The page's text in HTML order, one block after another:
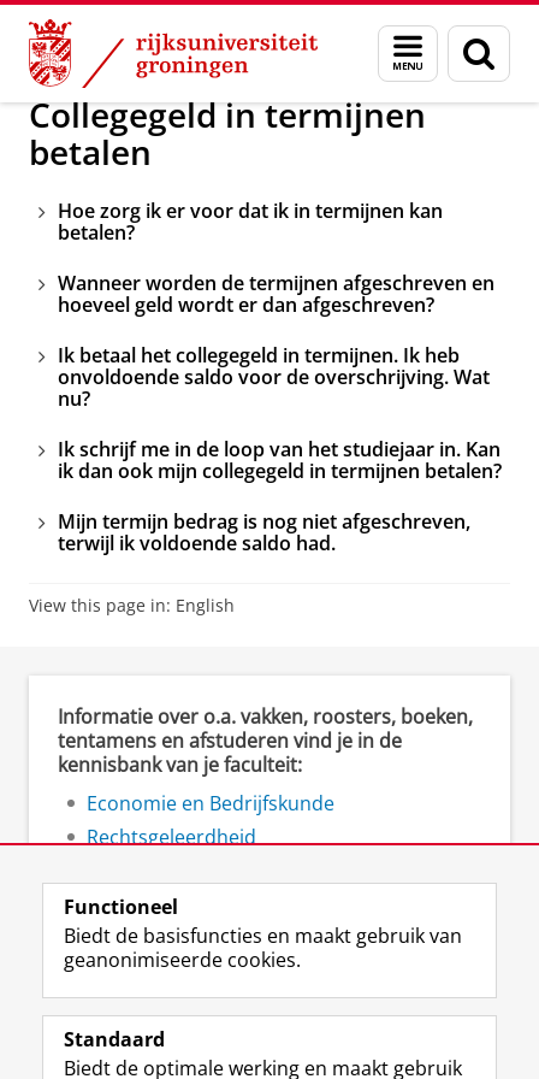
Skip
Content
Skip
Navigation
Menu
en
zoeken
In één keer betalen of in
Collegegeld in termijnen
betalen
Hoe zorg ik er voor dat ik in termijnen kan
betalen?
Wanneer worden de termijnen afgeschreven en
hoeveel geld wordt er dan afgeschreven?
Ik betaal het collegegeld in termijnen. Ik heb
onvoldoende saldo voor de overschrijving. Wat
nu?
Ik schrijf me in de loop van het studiejaar in. Kan
ik dan ook mijn collegegeld in termijnen betalen?
Mijn termijn bedrag is nog niet afgeschreven,
terwijl ik voldoende saldo had.
View this page in: English
Informatie over o.a. vakken, roosters, boeken,
tentamens en afstuderen vind je in de
kennisbank van je faculteit:
Economie en Bedrijfskunde
Rechtsgeleerdheid
Volg de RUG
F
a
e
L
i
k
R
S
-
I
n
t
Y
o
T
Functioneel
Biedt de basisfuncties en maakt gebruik van
geanonimiseerde cookies.
Standaard
Biedt de optimale werking en maakt gebruik